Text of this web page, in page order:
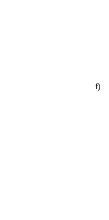
f)